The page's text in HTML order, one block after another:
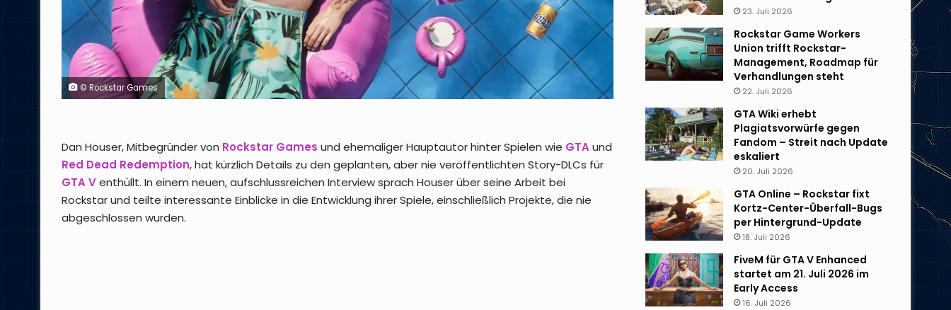
© Rockstar Games
Dan Houser, Mitbegründer von Rockstar Games und ehemaliger Hauptautor hinter Spielen wie GTAund
Red Dead Redemption, hat kürzlich Details zu den geplanten, aber nie veröffentlichten Story-DLCs für
GTA Venthüllt. In einem neuen, aufschlussreichen Interview sprach Houser über seine Arbeit bei
Rockstar und teilte interessante Einblicke in die Entwicklung ihrer Spiele, einschließlich Projekte, die nie
abgeschlossen wurden.
23. Juli 2026
Rockstar Game Workers
Union trifft Rockstar-
Management, Roadmap für
Verhandlungen steht
22. Juli 2026
GTA Wiki erhebt
Plagiatsvorwürfe gegen
Fandom – Streit nach Update
eskaliert
20. Juli 2026
GTA Online – Rockstar fixt
Kortz-Center-Überfall-Bugs
per Hintergrund-Update
18. Juli 2026
FiveM für GTA V Enhanced
startet am 21. Juli 2026 im
Early Access
16. Juli 2026